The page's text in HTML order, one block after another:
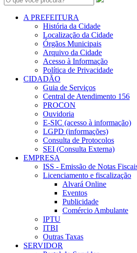
A PREFEITURA
História da Cidade
Localização da Cidade
Órgãos Municipais
Arquivo da Cidade
Acesso à Informação
Política de Privacidade
CIDADÃO
Guia de Serviços
Central de Atendimento 156
PROCON
Ouvidoria
E-SIC (acesso à informação)
LGPD (informações)
Consulta de Protocolos
SEI (Consulta Externa)
EMPRESA
ISS - Emissão de Notas
Licenciamento e fiscalização
Alvará Online
Eventos
Publicidade
Comércio Ambulante
IPTU
ITBI
Outras Taxas
SERVIDOR